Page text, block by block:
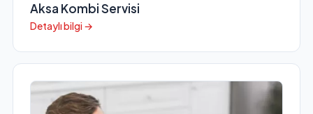
Aksa Kombi Servisi
Detaylı bilgi →